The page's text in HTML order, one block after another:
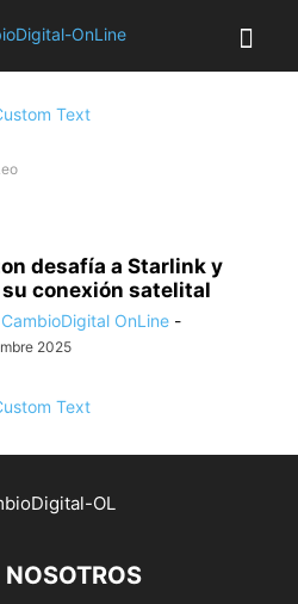
desafía a Starlink y
conexión satelital
OnLine -
2025
NOSOTROS